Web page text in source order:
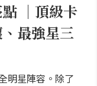
｜頂級卡
最強星三
明星陣容。除了